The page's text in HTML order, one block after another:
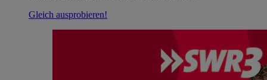
Gleich ausprobieren!